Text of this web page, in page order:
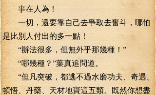
事在人為！
一切，還要靠自己去爭取去奮斗，哪怕
是比別人付出的多一點！
“辦法很多，但無外乎那幾種！”
“哪幾種？”葉真追問道。
“但凡突破，都逃不過水磨功夫、奇遇、
頓悟、丹藥、天材地寶這五類。既然你想盡